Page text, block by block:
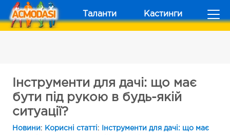
Таланти Кастинги
Інструменти для дачі: що має
бути під рукою в будь-якій
ситуації?
Новини: Корисні статті:
Інструменти для дачі: що має